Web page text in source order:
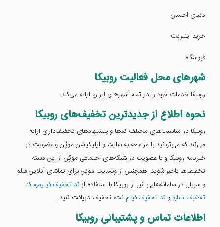
دنیای احسان
خرید اینترنت
فروشگاه
شهر‌های محل فعالیت روبیکا
روبیکا خدمات خود را در تمام شهرهای ایران ارائه می‌کند.
نحوه اطلاع از جدیدترین تخفیف‌های روبیکا
روبیکا در مناسبت‌های مختلف کدها و پیشنهادهای تخفیف‌داری ارائه
می‌کند که می‌توانید با مراجعه به سایت و اپلیکیشن موپُن و عضویت در
خبرنامه روبیکا و یا عضویت در شبکه‌های اجتماعی موپُن از این دسته
تخفیف‌ها باخبر شوید. همچنین از وبسایت موپُن برای تماشای آنلاین فیلم
و سریال در سامانه‌هایی غیر از روبیکا با استفاده ازکد تخفیف فیلیمو،کد
تخفیف نماواوکد تخفیف فیلم نت، تخفیف دریافت کنید.
اطلاعات تماس و پشتیبانی روبیکا